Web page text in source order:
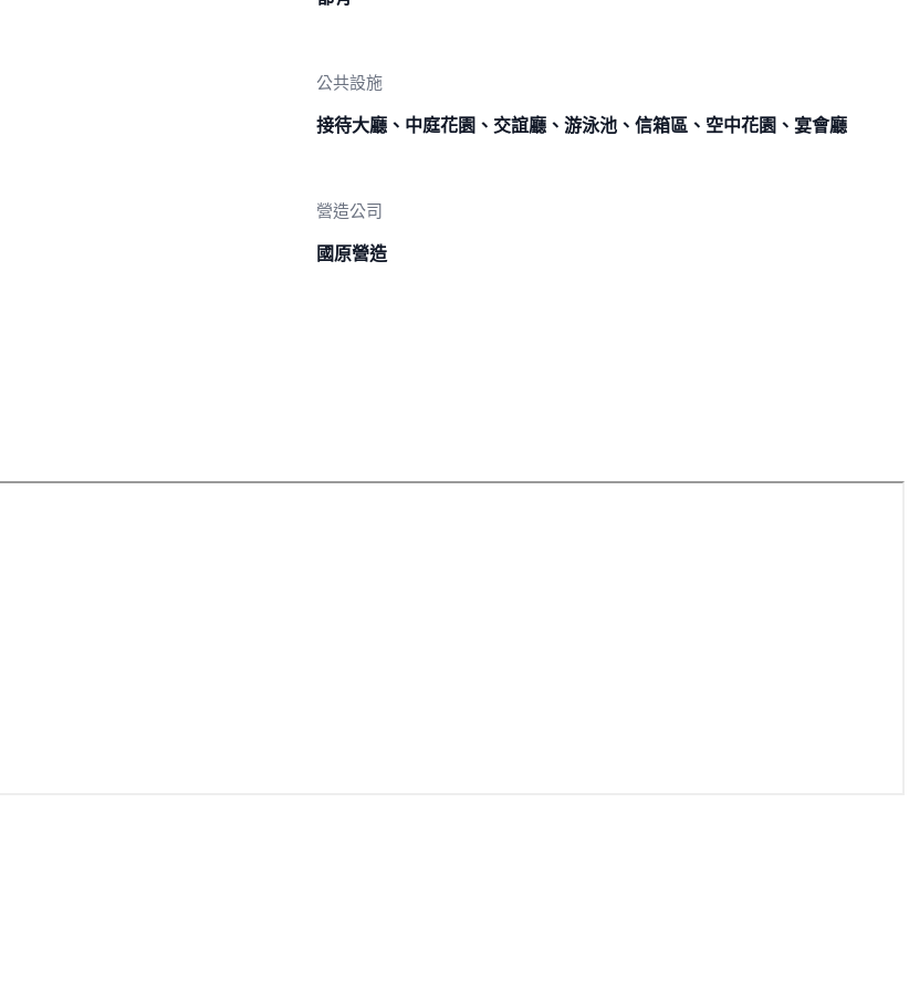
公共設施
接待大廳、中庭花園、交誼廳、游泳池、信箱區、空中花園、宴會廳
營造公司
國原營造